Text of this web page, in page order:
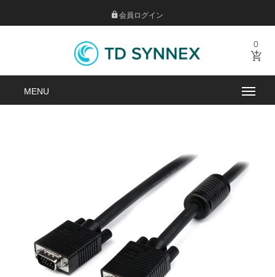
会員ログイン
0